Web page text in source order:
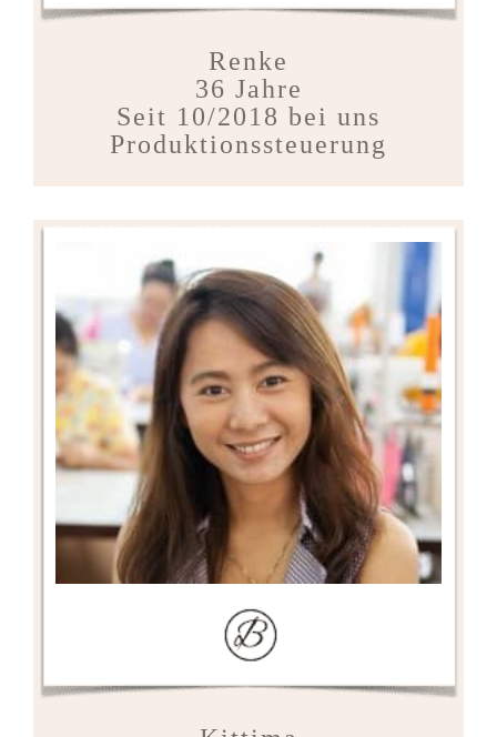
Renke
36 Jahre
Seit 10/2018 bei uns
Produktionssteuerung